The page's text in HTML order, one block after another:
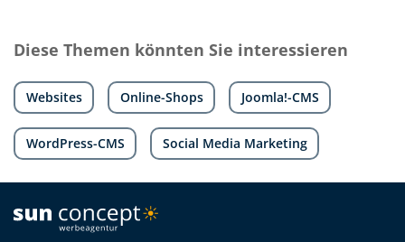
Diese Themen könnten Sie interessieren
Websites Online-Shops Joomla!-CMS
WordPress-CMS Social Media Marketing